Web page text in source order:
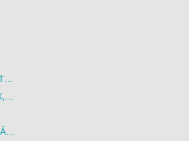
KÖZVETLEN TENGERPARTI SZÁLLÁSOK
ALL INCLUSIVE UTAZÁSOK, NYARALÁSOK
BUSZOS VÁROSLÁTOGATÁSOK